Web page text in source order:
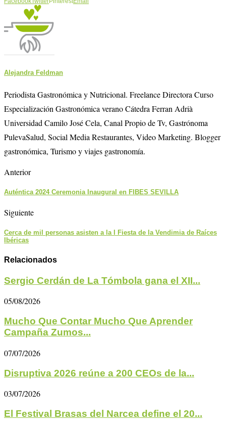
Alejandra Feldman
Periodista Gastronómica y Nutricional. Freelance Directora Curso
Especialización Gastronómica verano Cátedra Ferran Adrià
Universidad Camilo José Cela, Canal Propio de Tv, Gastrónoma
PulevaSalud, Social Media Restaurantes, Video Marketing. Blogger
gastronómica, Turismo y viajes gastronomía.
Anterior
Auténtica 2024 Ceremonia Inaugural en FIBES SEVILLA
Siguiente
Cerca de mil personas asisten a la I Fiesta de la Vendimia de Raíces
Ibéricas
Relacionados
Sergio Cerdán de La Tómbola gana el XII...
05/08/2026
Mucho Que Contar Mucho Que Aprender
Campaña Zumos...
07/07/2026
Disruptiva 2026 reúne a 200 CEOs de la...
03/07/2026
El Festival Brasas del Narcea define el 20...